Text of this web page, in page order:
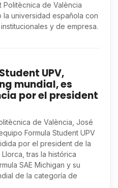
Politècnica de València
universidad española con
y de empresa.
UPV,
mundial, es
por el president
de València, José
Formula Student UPV
por el president de la
tras la histórica
SAE Michigan y su
de la categoría de